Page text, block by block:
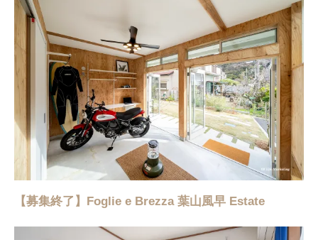
【募集終了】Foglie e Brezza 葉山風早 Estate